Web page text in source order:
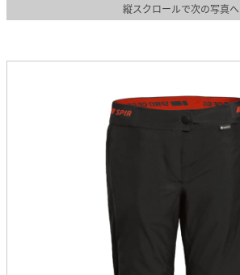
縦スクロールで次の写真へ